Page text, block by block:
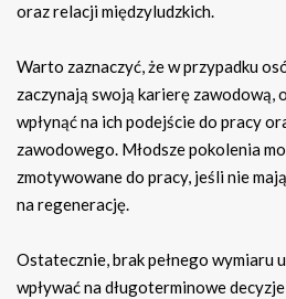
oraz relacji międzyludzkich.
Warto zaznaczyć, że w przypadku
zaczynają swoją karierę zawodową,
wpłynąć na ich podejście do pracy
zawodowego. Młodsze pokolenia
zmotywowane do pracy, jeśli nie
na regenerację.
Ostatecznie, brak pełnego wymiaru
wpływać na długoterminowe